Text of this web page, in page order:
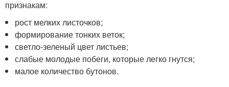
признакам:
рост мелких листочков;
формирование тонких веток;
светло-зеленый цвет листьев;
слабые молодые побеги, которые легко гнутся;
малое количество бутонов.